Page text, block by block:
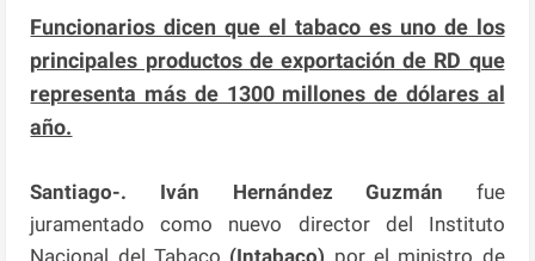
Funcionarios dicen que el tabaco es uno de los
principales productos de exportación de RD que
representa más de 1300 millones de dólares al
año.
Santiago-. Iván Hernández Guzmán fue
juramentado como nuevo director del Instituto
Nacional del Tabaco (Intabaco) por el ministro de